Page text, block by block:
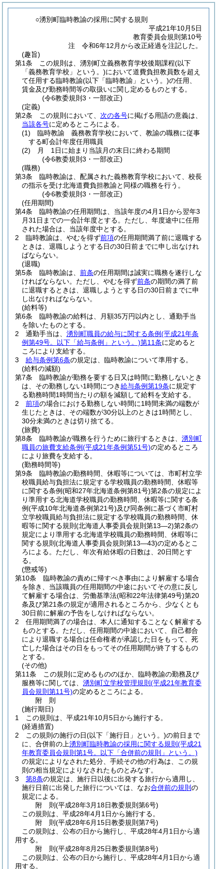
○湧別町臨時教諭の採用に関する規則
平成21年10月5日
教育委員会規則第10号
注 令和6年12月から改正経過を注記した。
(趣旨)
第1条
この規則は、湧別町立義務教育学校後期課程(以下
「義務教育学校」という。)において道費負担教員数を超え
て任用する臨時教諭(以下「臨時教諭」という。)の任用、
賃金及び勤務時間等の取扱いに関し定めるものとする。
(令6教委規則3・一部改正)
(定義)
第2条
この規則において、 次の各号に掲げる用語の意義は、
当該各号に定めるところによる。
(1)
臨時教諭 義務教育学校において、教諭の職務に従事
する町会計年度任用職員
(2)
月 1日に始まり当該月の末日に終わる期間
(令6教委規則3・一部改正)
(職務)
第3条
臨時教諭は、配属された義務教育学校において、校長
の指示を受け北海道費負担教諭と同様の職務を行う。
(令6教委規則3・一部改正)
(任用期間)
第4条
臨時教諭の任用期間は、当該年度の4月1日から翌年3
月31日までの一会計年度とする。 ただし、年度途中に任用
された場合は、当該年度中とする。
2
臨時教諭は、やむを得ず前項の任用期間満了前に退職する
ときは、退職しようとする日の30日前までに申し出なけれ
ばならない。
(退職)
第5条
臨時教諭は、 前条の任用期間は誠実に職務を遂行しな
ければならない。 ただし、やむを得ず前条の期間の満了前
に退職するときは、退職しようとする日の30日前までに申
し出なければならない。
(給料等)
第6条
臨時教諭の給料は、月額35万円以内とし、通勤手当
を除いたものとする。
2
通勤手当は、 湧別町職員の給与に関する条例(平成21年条
例第49号。以下「給与条例」という。)第11条に定めると
ころにより支給する。
3
給与条例第6条の規定は、臨時教諭について準用する。
(給料の減額)
第7条
臨時教諭が勤務を要する日又は時間に勤務しないとき
は、その勤務しない1時間につき給与条例第19条に規定す
る勤務時間1時間当たりの額を減額して給料を支給する。
2
前項の場合における勤務しない時間に1時間未満の端数が
生じたときは、その端数が30分以上のときは1時間とし、
30分未満のときは切り捨てる。
(旅費)
第8条
臨時教諭が職務を行うために旅行するときは、 湧別町
職員の旅費支給条例(平成21年条例第51号)の定めるところ
により旅費を支給する。
(勤務時間等)
第9条
臨時教諭の勤務時間、休暇等については、市町村立学
校職員給与負担法に規定する学校職員の勤務時間、休暇等
に関する条例(昭和27年北海道条例第81号)第2条の規定によ
り準用する北海道学校職員の勤務時間、休暇等に関する条
例(平成10年北海道条例第21号)及び同条例に基づく市町村
立学校職員給与負担法に規定する学校職員の勤務時間、休
暇等に関する規則 (北海道人事委員会規則第13―2)第2条の
規定により準用する北海道学校職員の勤務時間、休暇等に
関する規則 (北海道人事委員会規則第13―43)の定めるとこ
ろによる。 ただし、年次有給休暇の日数は、20日間とす
る。
(懲戒等)
第10条
臨時教諭の責めに帰すべき事由により解雇する場合
を除き、当該職員の任用期間の中途においてその意に反し
て解雇する場合は、労働基準法(昭和22年法律第49号)第20
条及び第21条の規定が適用されるところから、少なくとも
30日前に解雇の予告をしなければならない。
2
任用期間満了の場合は、本人に通知することなく解雇する
ものとする。 ただし、任用期間の中途において、自己都合
により退職する場合は任命権者が承認した日をもって、死
亡した場合はその日をもってその任用期間が終了するもの
とする。
(その他)
第11条
この規則に定めるもののほか、臨時教諭の勤務及び
服務等に関しては、 湧別町立学校管理規則 (平成21年教育委
員会規則第11号)の定めるところによる。
附 則
(施行期日)
1
この規則は、平成21年10月5日から施行する。
(経過措置)
2
この規則の施行の日(以下「施行日」という。)の前日まで
に、合併前の上湧別町臨時教諭の採用に関する規則 (平成21
年教育委員会規則第1号。以下「合併前の規則」という。)
の規定によりなされた処分、手続その他の行為は、この規
則の相当規定によりなされたものとみなす。
3
第8条の規定は、施行日以後に出発する旅行から適用し、
施行日前に出発した旅行については、なお合併前の規則 の
規定による。
附 則(平成28年3月18日教委規則第6号)
この規則は、平成28年4月1日から施行する。
附 則(平成28年6月15日教委規則第7号)
この規則は、公布の日から施行し、平成28年4月1日から適
用する。
附 則(平成28年8月25日教委規則第8号)
この規則は、公布の日から施行し、平成28年4月1日から適
用する。